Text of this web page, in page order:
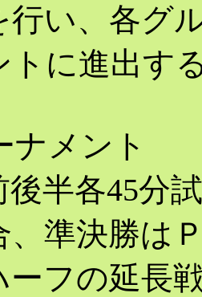
行い、各グ
トに進出す
ナメント
半各45分
、準決勝は
ーフの延長